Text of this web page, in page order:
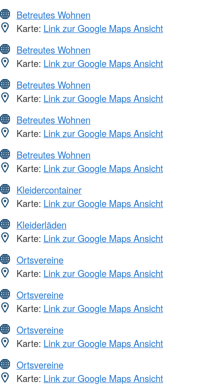
Betreutes Wohnen
Karte: Link zur Google Maps Ansicht
Betreutes Wohnen
Karte: Link zur Google Maps Ansicht
Betreutes Wohnen
Karte: Link zur Google Maps Ansicht
Betreutes Wohnen
Karte: Link zur Google Maps Ansicht
Betreutes Wohnen
Karte: Link zur Google Maps Ansicht
Kleidercontainer
Karte: Link zur Google Maps Ansicht
Kleiderläden
Karte: Link zur Google Maps Ansicht
Ortsvereine
Karte: Link zur Google Maps Ansicht
Ortsvereine
Karte: Link zur Google Maps Ansicht
Ortsvereine
Karte: Link zur Google Maps Ansicht
Ortsvereine
Karte: Link zur Google Maps Ansicht